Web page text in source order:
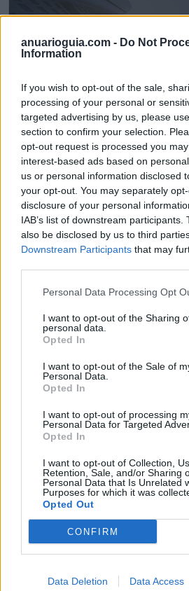
anuarioguia.com - Do Not
Information
If you wish to opt-out of the sale,
processing of your personal or
targeted advertising by us, please
section to confirm your selection.
opt-out request is processed you
interest-based ads based on
us or personal information disclosed
your opt-out. You may separately
disclosure of your personal
IAB’s list of downstream
also be disclosed by us to third
Downstream Participants that may
Personal Data Processing Opt
I want to opt-out of the Sharing
personal data.
Opted In
I want to opt-out of the Sale of
Personal Data.
Opted In
I want to opt-out of processing
Personal Data for Targeted
Opted In
I want to opt-out of Collection,
Retention, Sale, and/or Sharing
Personal Data that Is Unrelated
Purposes for which it was
Opted Out
CONFIRM
Data Deletion Data Access
Frutas Los Gallegos
Paracuellos de Jarama
Ver más
Gráficas Albadalejo
Paracuellos de Jarama
Ver más